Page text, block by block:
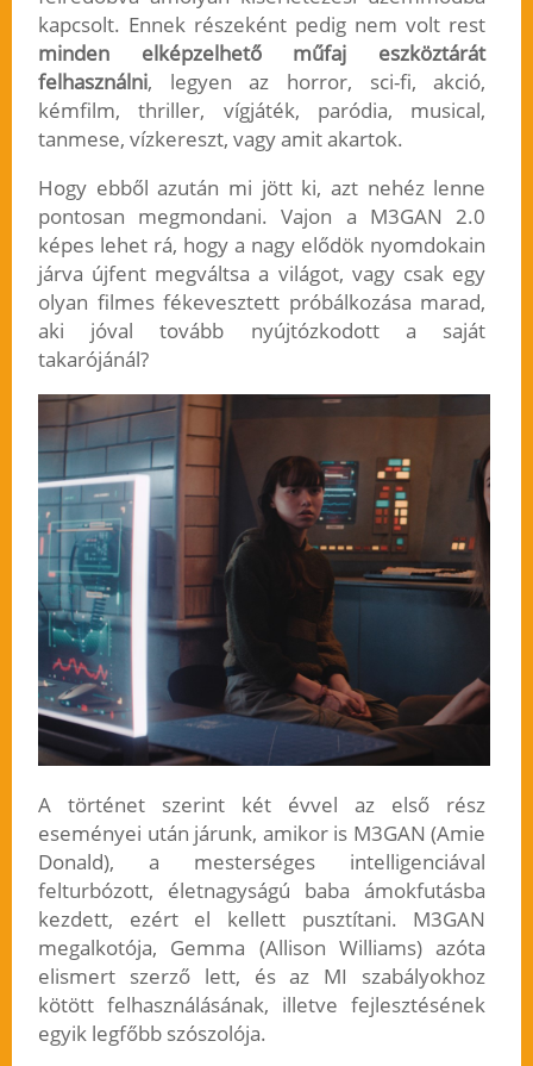
kapcsolt. Ennek részeként pedig nem volt rest
minden elképzelhető műfaj eszköztárát
felhasználni, legyen az horror, sci-fi, akció,
kémfilm, thriller, vígjáték, paródia, musical,
tanmese, vízkereszt, vagy amit akartok.
Hogy ebből azután mi jött ki, azt nehéz lenne
pontosan megmondani. Vajon a M3GAN 2.0
képes lehet rá, hogy a nagy elődök nyomdokain
járva újfent megváltsa a világot, vagy csak egy
olyan filmes fékevesztett próbálkozása marad,
aki jóval tovább nyújtózkodott a saját
takarójánál?
A történet szerint két évvel az első rész
eseményei után járunk, amikor is M3GAN (Amie
Donald), a mesterséges intelligenciával
felturbózott, életnagyságú baba ámokfutásba
kezdett, ezért el kellett pusztítani. M3GAN
megalkotója, Gemma (Allison Williams) azóta
elismert szerző lett, és az MI szabályokhoz
kötött felhasználásának, illetve fejlesztésének
egyik legfőbb szószolója.